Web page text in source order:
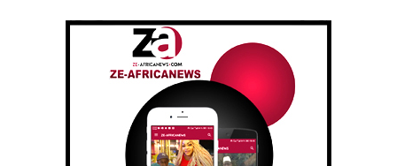
leur travail. Elle reconnaît aisément que lorsque l’on
casse les codes et que l‘on veut créer une mode, il est
difficile de la familiariser immédiatement au grand public
Je mets constamment en avant ma double
culture dans mes créations, je casse la tendance des
vêtements traditionnels et réalise des vêtements
modernes, originaux et multiethniques. Pour moi, la clé de
en plus riche consacrée au leader politique sénégalais.
Ces dernières années, plusieurs essais ont tenté de
décrypter son parcours, son discours et son impact sur la
vie publique. Avec Sonko, l’omniprésent, Mohamed
Gassama apporte une contribution supplémentaire et une
lecture centrée sur le phénomène politique et médiatique
que représente aujourd’hui Ousmane Sonko.